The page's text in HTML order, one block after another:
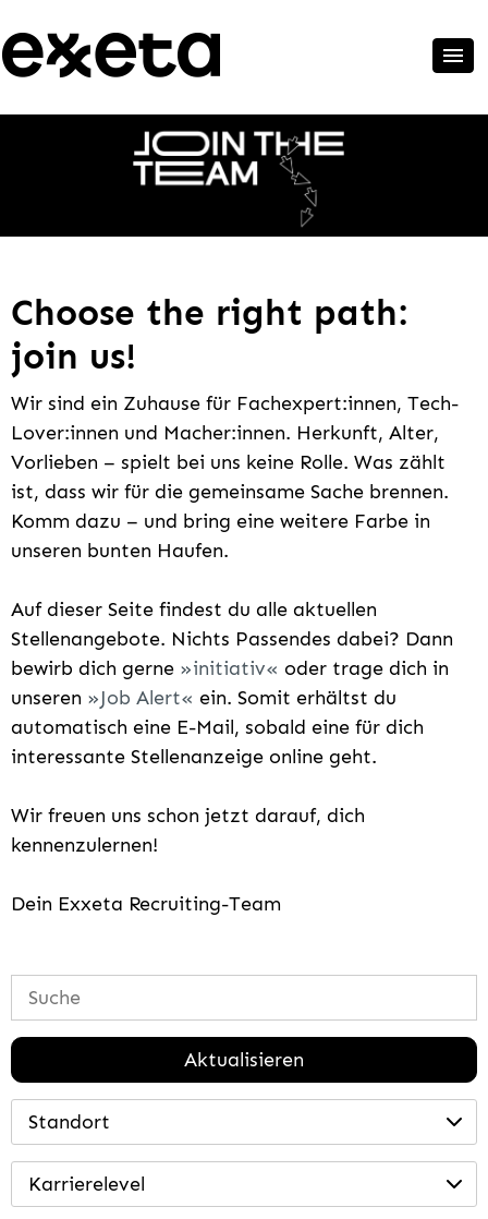
Choose the right path:
join us!
Wir sind ein Zuhause für Fachexpert:innen, Tech-
Lover:innen und Macher:innen. Herkunft, Alter,
Vorlieben – spielt bei uns keine Rolle. Was zählt
ist, dass wir für die gemeinsame Sache brennen.
Komm dazu – und bring eine weitere Farbe in
unseren bunten Haufen.
Auf dieser Seite findest du alle aktuellen
Stellenangebote. Nichts Passendes dabei? Dann
bewirb dich gerne
initiativ
oder trage dich in
unseren
Job Alert
ein. Somit erhältst du
automatisch eine E-Mail, sobald eine für dich
interessante Stellenanzeige online geht.
Wir freuen uns schon jetzt darauf, dich
kennenzulernen!
Dein Exxeta Recruiting-Team
Aktualisieren
Standort
Karrierelevel